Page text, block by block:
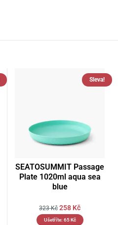
Sleva!
SEATOSUMMIT Passage
Plate 1020ml aqua sea
blue
323Kč 258 Kč
Ušetříte: 65Kč